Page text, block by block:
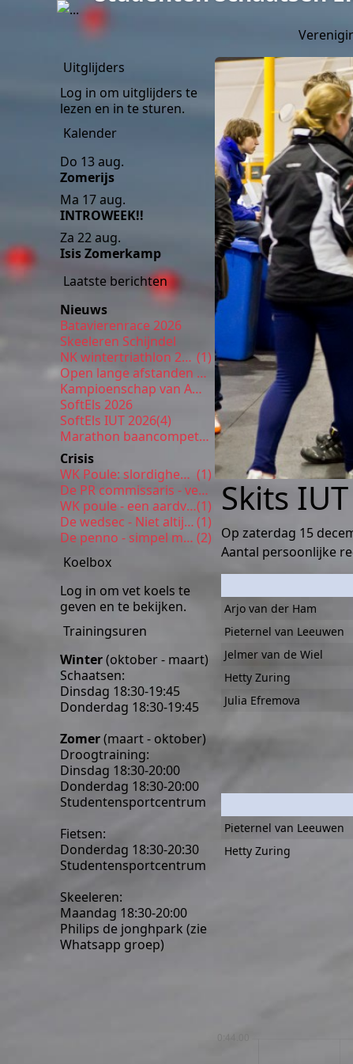
Uitglijders
Log in om uitglijders te
lezen en in te sturen.
Kalender
Do 13 aug.
Zomerijs
Ma 17 aug.
INTROWEEK!!
Za 22 aug.
Isis Zomerkamp
Laatste berichten
Nieuws
Batavierenrace 2026
Skeeleren Schijndel
NK wintertriathlon 2026 (1)
Open lange afstanden 5 km Enschede
Kampioenschap van Amsterdam
SoftEls 2026
SoftEls IUT 2026(4)
Marathon baancompetitie 9
Crisis
WK Poule: slordigheden (1)
De PR commissaris - verrassende inhoud
WK poule - een aardverschuiving(1)
De wedsec - Niet altijd even gezond(1)
De penno - simpel met veel smaak (2)
Koelbox
Log in om vet koels te
geven en te bekijken.
Trainingsuren
Winter(oktober - maart)
Schaatsen:
Dinsdag 18:30-19:45
Donderdag 18:30-19:45
Zomer(maart - oktober)
Droogtraining:
Dinsdag 18:30-20:00
Donderdag 18:30-20:00
Studentensportcentrum
Fietsen:
Donderdag 18:30-20:30
Studentensportcentrum
Skeeleren:
Maandag 18:30-20:00
Philips de jonghpark (zie
Whatsapp groep)
Skits IUT
Op zaterdag 15
Aantal persoonlijke
Arjo van der Ham
Pieternel van Leeuwen
Jelmer van de Wiel
Hetty Zuring
Julia Efremova
Pieternel van Leeuwen
Hetty Zuring